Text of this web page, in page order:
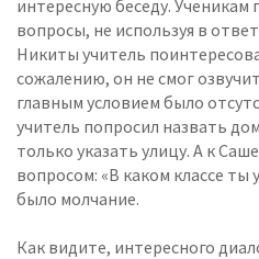
интересную беседу. Ученикам
вопросы, не используя в
Никиты учитель
сожалению, он не смог
главным условием было
учитель попросил назвать
только указать улицу. А к
вопросом: «В каком классе ты
было молчание.
Как видите, интересного